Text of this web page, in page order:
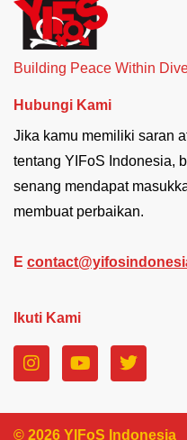
Building Peace Within
Hubungi Kami
Jika kamu memiliki saran
tentang YIFoS Indonesia,
senang mendapat
membuat perbaikan.
E
Ikuti Kami
I
n
t
a
Y
o
t
u
T
w
t
t
© 2026 YIFoS Indonesia